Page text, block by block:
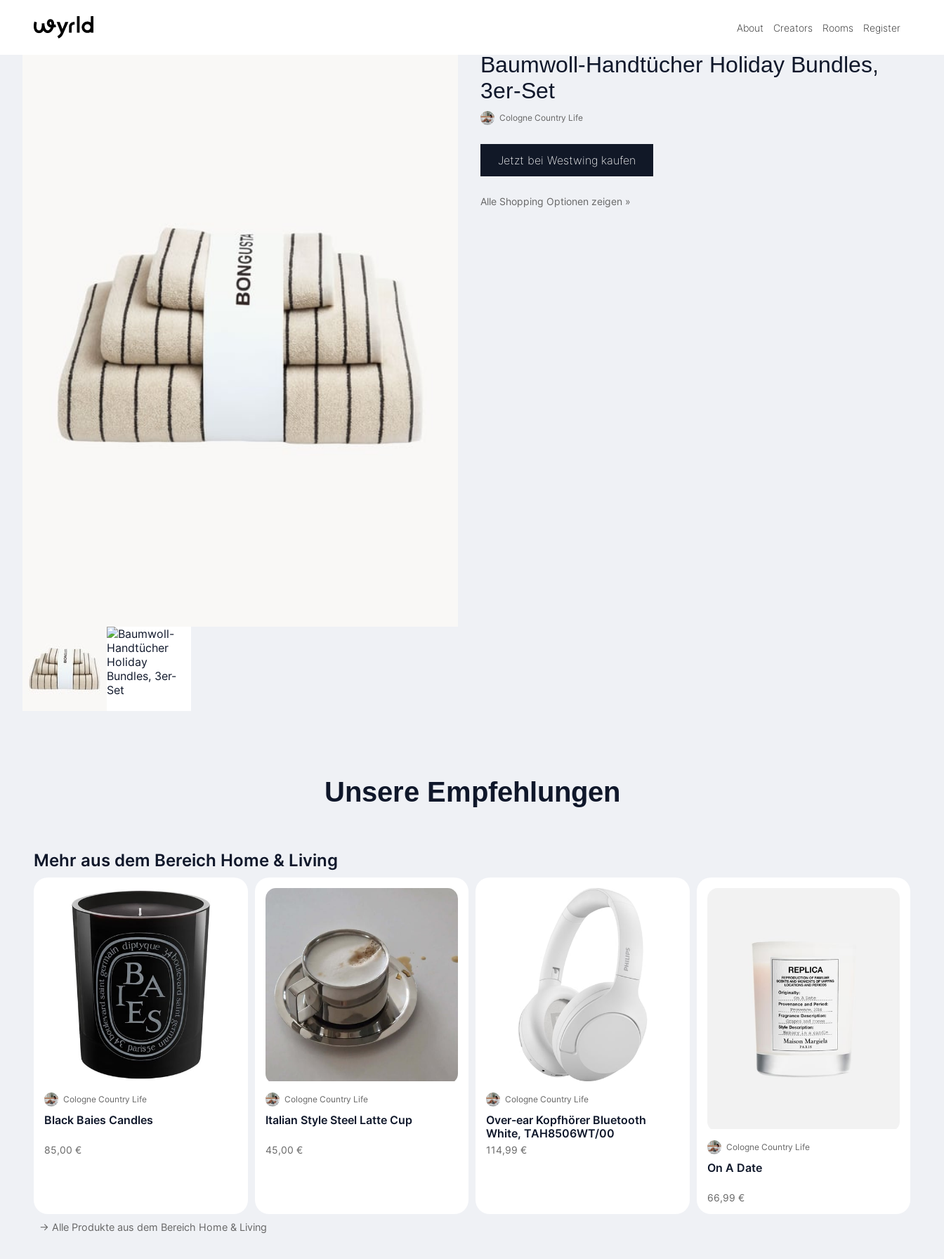
About Creators Rooms Register
Baumwoll-Handtücher Holiday Bundles,
3er-Set
Cologne Country Life
Jetzt bei Westwing kaufen
Alle Shopping Optionen zeigen »
Unsere Empfehlungen
Mehr aus dem Bereich Home & Living
Cologne Country Life
Black Baies Candles
85,00 €
Cologne Country Life
Italian Style Steel Latte Cup
45,00 €
Cologne Country Life
Over-ear Kopfhörer Bluetooth
White, TAH8506WT/00
114,99 € Cologne Country Life
On A Date
66,99 €
→ Alle Produkte aus dem Bereich Home & Living